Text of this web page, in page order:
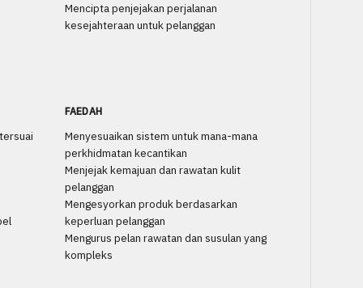
Mencipta penjejakan perjalanan
kesejahteraan untuk pelanggan
FAEDAH
Menyesuaikan sistem untuk mana-mana
perkhidmatan kecantikan
Menjejak kemajuan dan rawatan kulit
pelanggan
Mengesyorkan produk berdasarkan
keperluan pelanggan
Mengurus pelan rawatan dan susulan yang
kompleks